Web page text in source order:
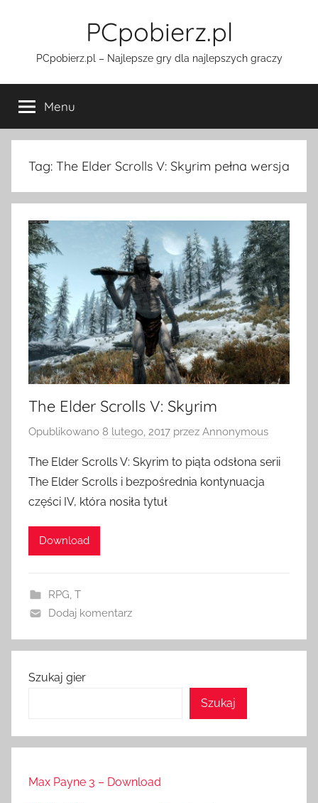
PCpobierz.pl
PCpobierz.pl – Najlepsze gry dla najlepszych graczy
Menu
Tag: The Elder Scrolls V: Skyrim pełna wersja
The Elder Scrolls V: Skyrim
Opublikowano 8 lutego, 2017 przez Annonymous
The Elder Scrolls V: Skyrim to piąta odsłona serii
The Elder Scrolls i bezpośrednia kontynuacja
części IV, która nosiła tytuł
Download
RPG T
Dodaj komentarz
Szukaj gier
Szukaj
Max Payne 3 – Download